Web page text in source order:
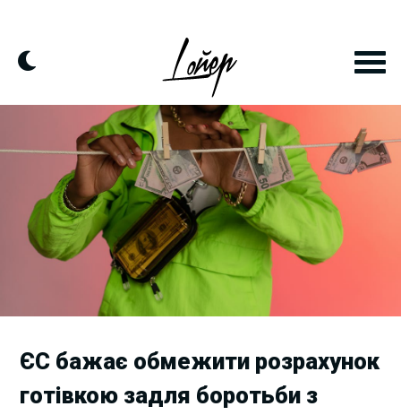
content
ЄС бажає обмежити розрахунок
готівкою задля боротьби з